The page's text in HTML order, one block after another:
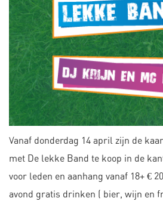
Vanaf donderdag 14 april zijn de
met De lekke Band te koop in de
voor leden en aanhang vanaf 18+ €
avond gratis drinken ( bier, wijn en